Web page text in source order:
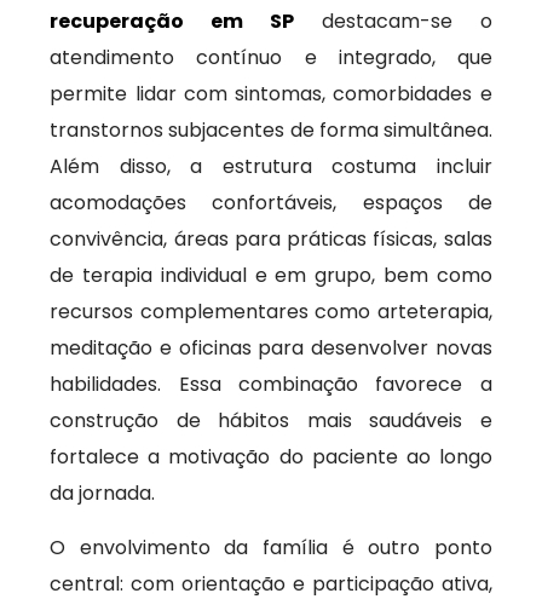
recuperação em SP destacam-se o
atendimento contínuo e integrado, que
permite lidar com sintomas, comorbidades e
transtornos subjacentes de forma simultânea.
Além disso, a estrutura costuma incluir
acomodações confortáveis, espaços de
convivência, áreas para práticas físicas, salas
de terapia individual e em grupo, bem como
recursos complementares como arteterapia,
meditação e oficinas para desenvolver novas
habilidades. Essa combinação favorece a
construção de hábitos mais saudáveis e
fortalece a motivação do paciente ao longo
da jornada.
O envolvimento da família é outro ponto
central: com orientação e participação ativa,